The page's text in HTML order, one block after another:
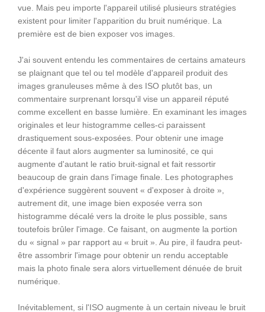
vue. Mais peu importe l'appareil utilisé plusieurs stratégies
existent pour limiter l'apparition du bruit numérique. La
première est de bien exposer vos images.
J'ai souvent entendu les commentaires de certains amateurs
se plaignant que tel ou tel modèle d'appareil produit des
images granuleuses même à des ISO plutôt bas, un
commentaire surprenant lorsqu'il vise un appareil réputé
comme excellent en basse lumière. En examinant les images
originales et leur histogramme celles-ci paraissent
drastiquement sous-exposées. Pour obtenir une image
décente il faut alors augmenter sa luminosité, ce qui
augmente d'autant le ratio bruit-signal et fait ressortir
beaucoup de grain dans l'image finale. Les photographes
d'expérience suggèrent souvent « d'exposer à droite »,
autrement dit, une image bien exposée verra son
histogramme décalé vers la droite le plus possible, sans
toutefois brûler l'image. Ce faisant, on augmente la portion
du « signal » par rapport au « bruit ». Au pire, il faudra peut-
être assombrir l'image pour obtenir un rendu acceptable
mais la photo finale sera alors virtuellement dénuée de bruit
numérique.
Inévitablement, si l'ISO augmente à un certain niveau le bruit